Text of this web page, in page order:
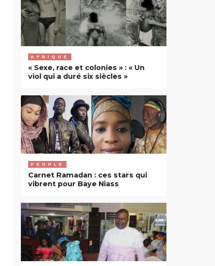
AFRIQUE
« Sexe, race et colonies » : « Un
viol qui a duré six siècles »
PEOPLE
Carnet Ramadan : ces stars qui
vibrent pour Baye Niass